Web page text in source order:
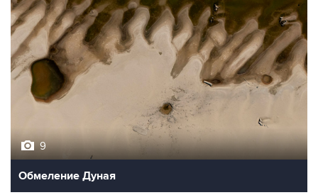
9
Обмеление Дуная